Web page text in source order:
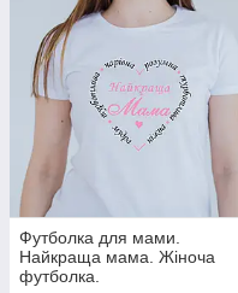
Футболка для мами.
Найкраща мама. Жіноча
футболка.